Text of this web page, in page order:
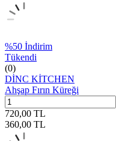
%50 İndirim
Tükendi
(0)
DİNC KİTCHEN
Ahşap Fırın Küreği
720,00 TL
360,00 TL